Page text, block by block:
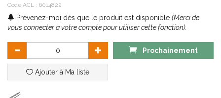
utilisation répétée est sans danger.
Testé sous contrôle dermatologique.
minérale - sans méthylisothiazolinone.
Code ACL : 6014822
Prévenez-moi dès que le produit est disponible (Merci de
vous connecter à votre compte pour utiliser cette fonction).
Prochainement
Ajouter à Ma liste